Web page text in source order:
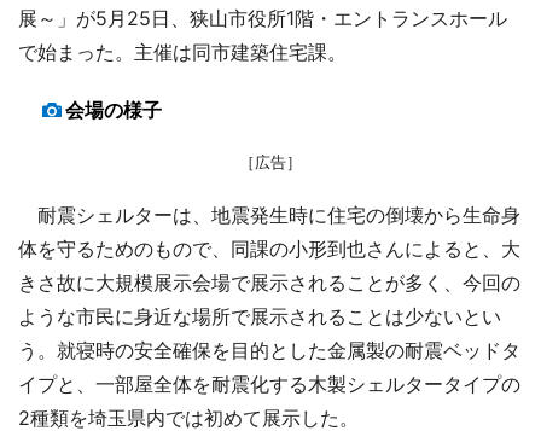
展～」が5月25日、狭山市役所1階・エントランスホール
で始まった。主催は同市建築住宅課。
会場の様子
［広告］
耐震シェルターは、地震発生時に住宅の倒壊から生命身
体を守るためのもので、同課の小形到也さんによると、大
きさ故に大規模展示会場で展示されることが多く、今回の
ような市民に身近な場所で展示されることは少ないとい
う。就寝時の安全確保を目的とした金属製の耐震ベッドタ
イプと、一部屋全体を耐震化する木製シェルタータイプの
2種類を埼玉県内では初めて展示した。